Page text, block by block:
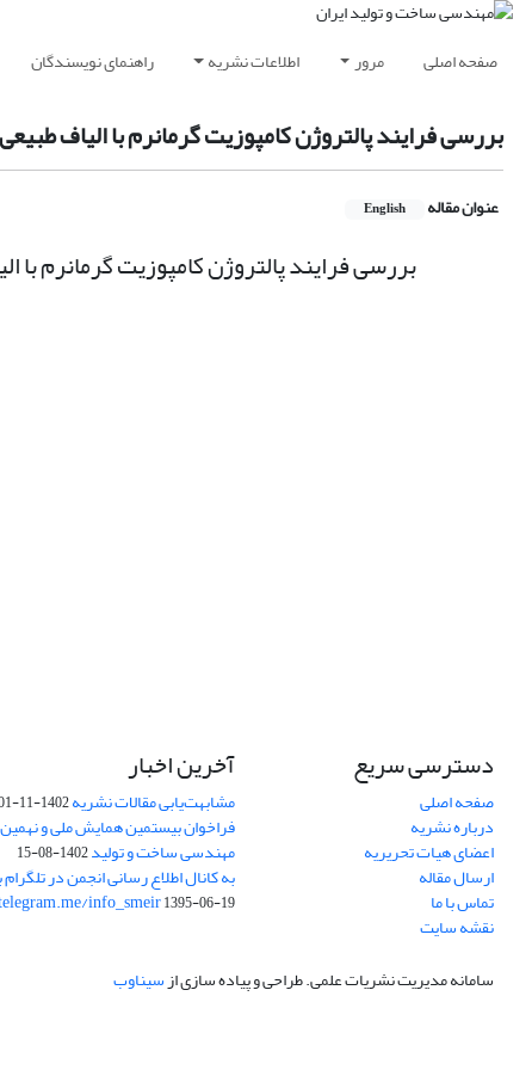
صفحه اصلی مرور اطلاعات نشریه راهنمای نویسندگان
بررسی فرایند پالتروژن کامپوزیت گرمانرم با الیاف
عنوان مقاله English
بررسی فرایند پالتروژن کامپوزیت گرمانرم
دسترسی سریع
صفحه اصلی
درباره نشریه
اعضای هیات تحریریه
ارسال مقاله
تماس با ما
نقشه سایت
آخرین اخبار
مشابهت‌یابی مقالات نشریه1402-11-01
فراخوان بیستمین همایش ملی و
مهندسی ساخت و تولید1402-08-15
به کانال اطلاع رسانی انجمن در
info_smeir1395-06-19
سامانه مدیریت نشریات علمی.طراحی و پیاده سازی ازسیناوب